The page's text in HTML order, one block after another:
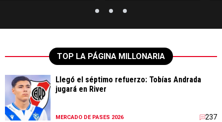
TOP LA PÁGINA MILLONARIA
Llegó el séptimo refuerzo: Tobías Andrada
jugará en River
MERCADO DE PASES 2026 237